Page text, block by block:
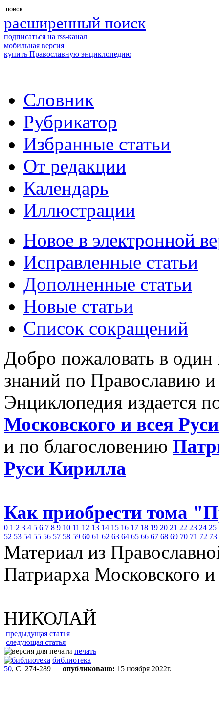
расширенный поиск
подписаться на rss-канал
мобильная версия
купить Православную энциклопедию
Словник
Рубрикатор
Избранные статьи
От редакции
Календарь
Иллюстрации
Новое в электронной
Исправленные статьи
Дополненные статьи
Новые статьи
Список сокращений
Добро пожаловать в
знаний по Православию
Энциклопедия издается
Московского и всея
и по благословению
Руси Кирилла
Как приобрести тома
0 1 2 3 4 5 6 7 8 9 10 11 12 13 14 15 16 17 18 19 20 21 22 23 24 25
52 53 54 55 56 57 58 59 60 61 62 63 64 65 66 67 68 69 70 71 72 73
Материал из
Патриарха Московского
НИКОЛАЙ
предыдущая статья
следующая статья
печать
библиотека
50, С. 274-289 опубликовано: 15 ноября 2022г.